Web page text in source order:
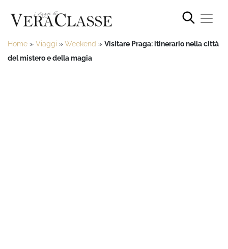
Home » Viaggi »Weekend » Visitare Praga: itinerario nella città
del mistero e della magia